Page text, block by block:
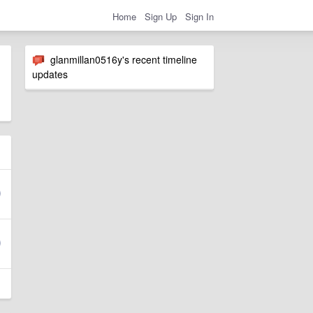
Home Sign Up Sign In
glanmillan0516y's recent timeline
updates